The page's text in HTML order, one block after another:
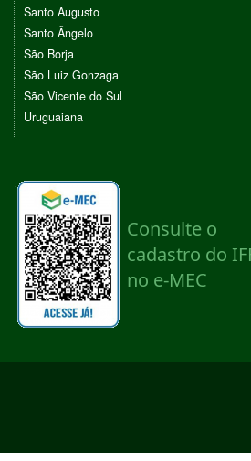
Santo Augusto
Santo Ângelo
São Borja
São Luiz Gonzaga
São Vicente do Sul
Uruguaiana